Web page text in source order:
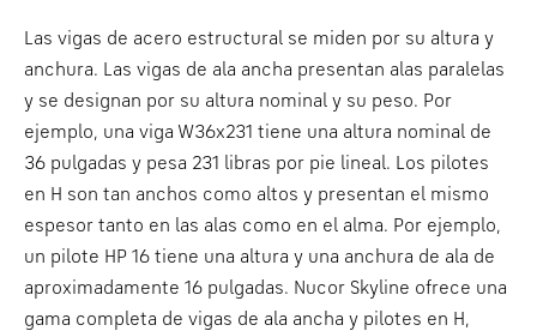
Las vigas de acero estructural se miden por su altura y
anchura. Las vigas de ala ancha presentan alas paralelas
y se designan por su altura nominal y su peso. Por
ejemplo, una viga W36x231 tiene una altura nominal de
36 pulgadas y pesa 231 libras por pie lineal. Los pilotes
en H son tan anchos como altos y presentan el mismo
espesor tanto en las alas como en el alma. Por ejemplo,
un pilote HP 16 tiene una altura y una anchura de ala de
aproximadamente 16 pulgadas. Nucor Skyline ofrece una
gama completa de vigas de ala ancha y pilotes en H,